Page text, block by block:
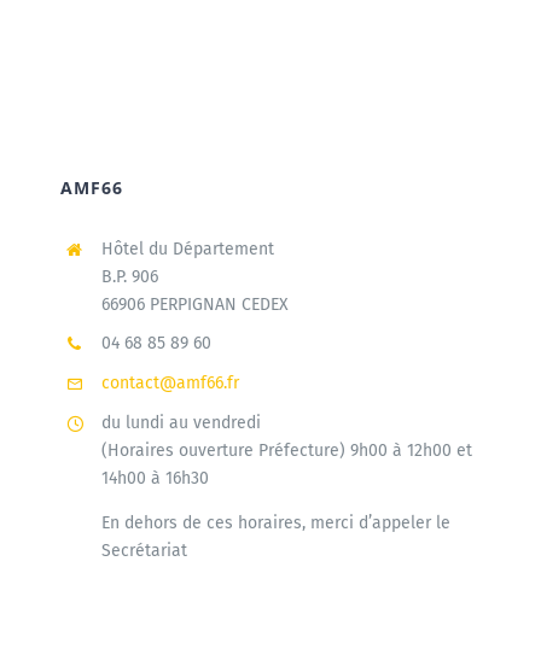
AMF66
Hôtel du Département
B.P. 906
66906 PERPIGNAN CEDEX
04 68 85 89 60
contact@amf66.fr
du lundi au vendredi
(Horaires ouverture Préfecture) 9h00 à 12h00 et
14h00 à 16h30
En dehors de ces horaires, merci d’appeler le
Secrétariat